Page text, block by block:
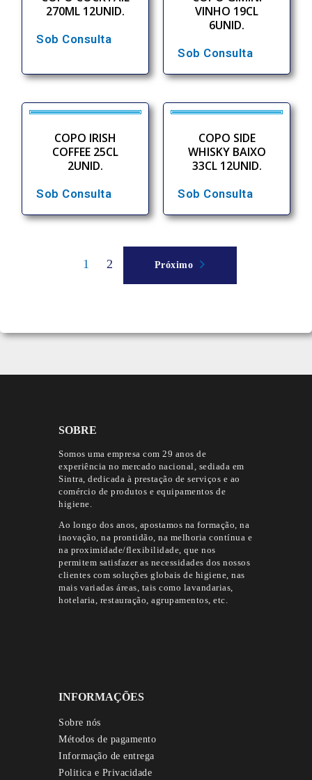
270ML 12UNID.
Sob Consulta
VINHO 19CL
6UNID.
Sob Consulta
COPO IRISH
COFFEE 25CL
2UNID.
Sob Consulta
COPO SIDE
WHISKY BAIXO
33CL 12UNID.
Sob Consulta
1 2 Próximo
SOBRE
Somos uma empresa com 29 anos de
experiência no mercado nacional, sediada em
Sintra, dedicada à prestação de serviços e ao
comércio de produtos e equipamentos de
higiene.
Ao longo dos anos, apostamos na formação, na
inovação, na prontidão, na melhoria contínua e
na proximidade/flexibilidade, que nos
permitem satisfazer as necessidades dos nossos
clientes com soluções globais de higiene, nas
mais variadas áreas, tais como lavandarias,
hotelaria, restauração, agrupamentos, etc.
INFORMAÇÕES
Sobre nós
Métodos de pagamento
Informação de entrega
Politica e Privacidade